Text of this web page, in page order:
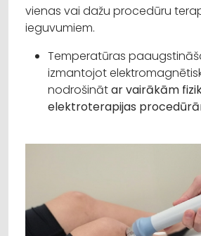
vienas vai dažu procedūru
ieguvumiem.
Temperatūras
izmantojot
nodrošinātar vairākām
elektroterapijas